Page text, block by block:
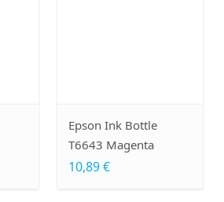
Epson Ink Bottle
T6643 Magenta